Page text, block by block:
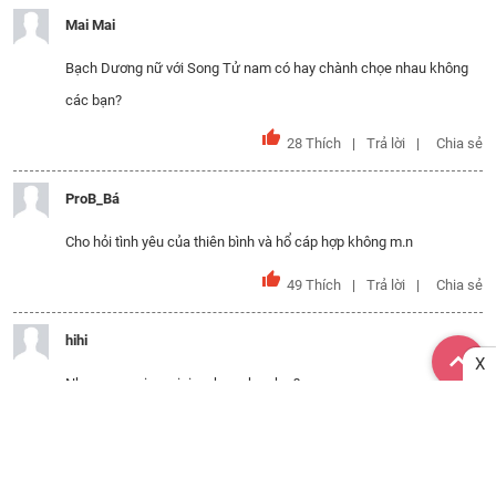
Mai Mai
Bạch Dương nữ với Song Tử nam có hay chành chọe nhau không
các bạn?
28 Thích Trả lời Chia sẻ
ProB_Bá
Cho hỏi tình yêu của thiên bình và hổ cáp hợp không m.n
49 Thích Trả lời Chia sẻ
hihi
Nham ma voi cu giai co hop nhau k a?
X